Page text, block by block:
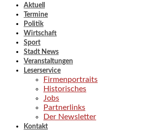
Aktuell
Termine
Politik
Wirtschaft
Sport
Stadt News
Veranstaltungen
Leserservice
Firmenportraits
Historisches
Jobs
Partnerlinks
Der Newsletter
Kontakt